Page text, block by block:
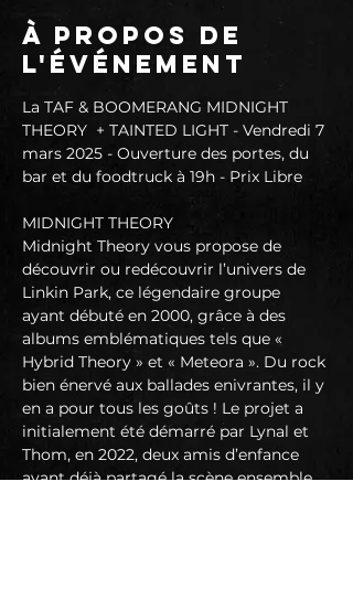
À propos de
l'événement
La TAF & BOOMERANG MIDNIGHT
THEORY  + TAINTED LIGHT - Vendredi 7
mars 2025 - Ouverture des portes, du
bar et du foodtruck à 19h - Prix Libre
MIDNIGHT THEORY
Midnight Theory vous propose de
découvrir ou redécouvrir l’univers de
Linkin Park, ce légendaire groupe
ayant débuté en 2000, grâce à des
albums emblématiques tels que «
Hybrid Theory » et « Meteora ». Du rock
bien énervé aux ballades enivrantes, il y
en a pour tous les goûts ! Le projet a
initialement été démarré par Lynal et
Thom, en 2022, deux amis d’enfance
ayant déjà partagé la scène ensemble,